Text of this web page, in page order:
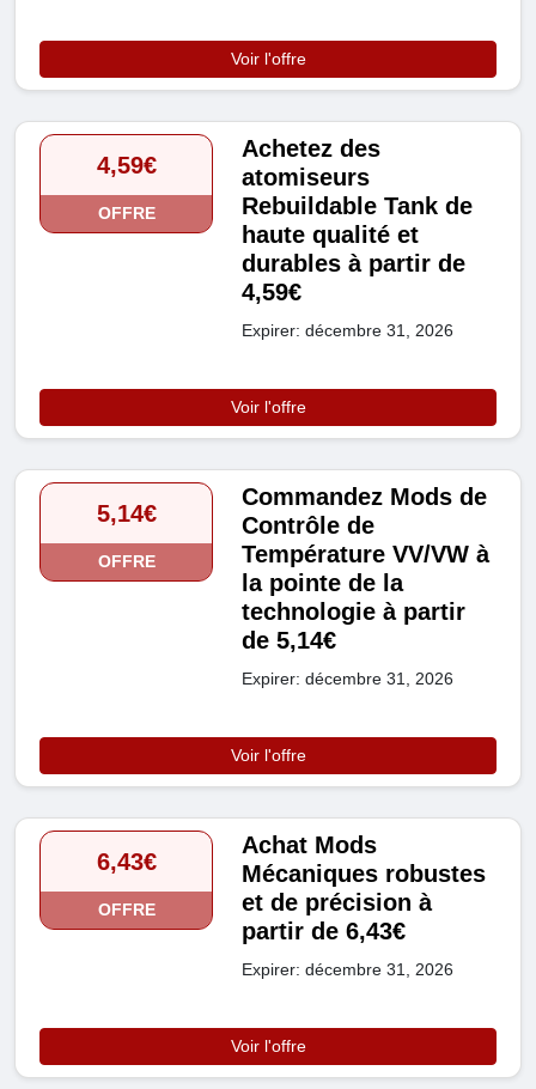
Voir l'offre
4,59€
OFFRE
Achetez des
atomiseurs
Rebuildable Tank de
haute qualité et
durables à partir de
4,59€
Expirer: décembre 31, 2026
Voir l'offre
5,14€
OFFRE
Commandez Mods de
Contrôle de
Température VV/VW à
la pointe de la
technologie à partir
de 5,14€
Expirer: décembre 31, 2026
Voir l'offre
6,43€
OFFRE
Achat Mods
Mécaniques robustes
et de précision à
partir de 6,43€
Expirer: décembre 31, 2026
Voir l'offre